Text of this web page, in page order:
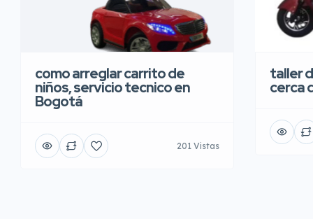
como arreglar carrito de
niños, servicio tecnico en
Bogotá
201 Vistas
taller
cerca